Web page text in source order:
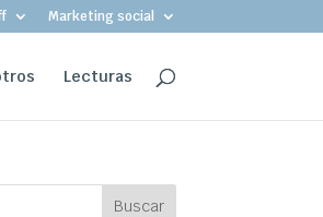
Marketing social
Lecturas